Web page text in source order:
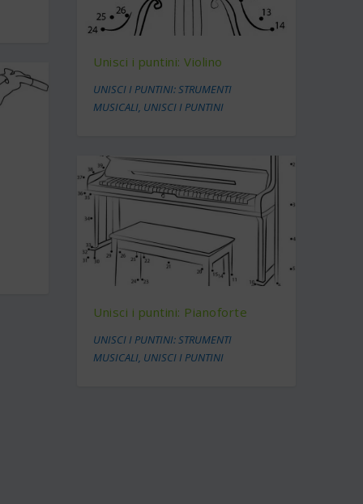
Unisci i puntini: Violino
UNISCI I PUNTINI: STRUMENTI
MUSICALI, UNISCI I PUNTINI
Unisci i puntini: Pianoforte
UNISCI I PUNTINI: STRUMENTI
MUSICALI, UNISCI I PUNTINI